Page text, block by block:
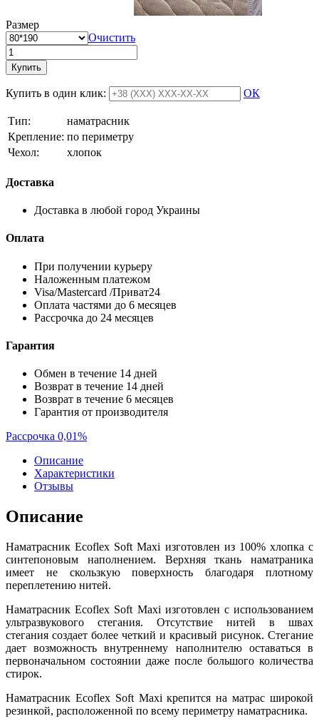
Размер
Очистить
Купить
Купить в один клик: ОК
Тип:
наматрасник
Крепление: по периметру
Чехол:
хлопок
Доставка
Доставка в любой город Украины
Оплата
При получении курьеру
Наложенным платежом
Visa/Mastercard /Приват24
Оплата частями до 6 месяцев
Рассрочка до 24 месяцев
Гарантия
Обмен в течение 14 дней
Возврат в течение 14 дней
Возврат в течение 6 месяцев
Гарантия от производителя
Рассрочка 0,01%
Описание
Характеристики
Отзывы
Описание
Наматрасник Ecoflex Soft Maxi изготовлен из 100% хлопка с
синтепоновым наполнением. Верхняя ткань наматраника
имеет не скользкую поверхность благодаря плотному
переплетению нитей.
Наматрасник Ecoflex Soft Maxi изготовлен с использованием
ультразвукового стегания. Отсутствие нитей в швах
стегания создает более четкий и красивый рисунок. Стегание
дает возможность внутреннему наполнителю оставаться в
первоначальном состоянии даже после большого количества
стирок.
Наматрасник Ecoflex Soft Maxi крепится на матрас широкой
резинкой, расположенной по всему периметру наматрасника.